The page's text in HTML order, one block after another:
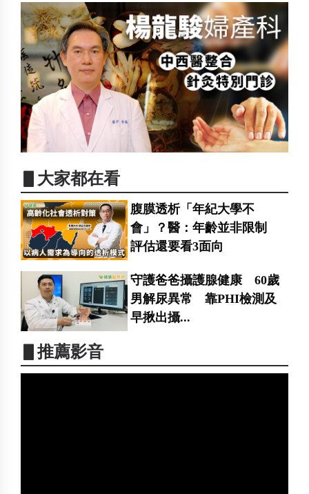
▋大家都在看
腹膜透析「年紀大學不
會」？醫：年齡並非限制
評估還要看3面向
守護爸爸攝護腺健康 60歲
男解尿異常 靠PHI檢測及
早揪出攝...
▋推薦影音